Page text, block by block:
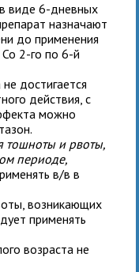
в виде 6-дневных
назначают
до применения
2-го по 6-й
достигается
действия, с
можно
тошноты и рвоты,
периоде,
в/в в
возникающих
применять
возраста не